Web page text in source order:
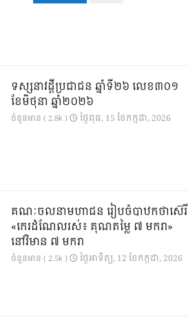
ទស្សនាវដ្ដីប្រជាជន ឆ្នាំទី២៦ លេខ៣០១
ខែមិថុនា ឆ្នាំ២០២៦
ចំនួនអាន ( 2.8k ) ថ្ងៃ​ពុធ, 15 ខែ​កក្កដា, 2026
គណៈចលនាមហាជន រៀបចំបាឋកថាស៊េរី
«កេរដំណែលរស់៖ គុណតម្លៃ ៧ មករា»
នៅវិមាន ៧ មករា
ចំនួនអាន ( 2.5k ) ថ្ងៃ​អាទិត្យ, 12 ខែ​កក្កដា, 2026